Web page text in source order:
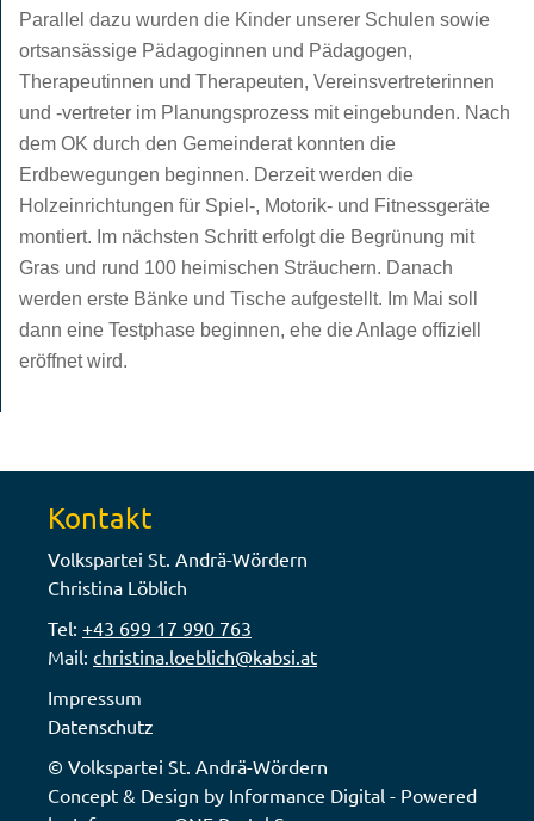
Parallel dazu wurden die Kinder unserer Schulen sowie
ortsansässige Pädagoginnen und Pädagogen,
Therapeutinnen und Therapeuten, Vereinsvertreterinnen
und -vertreter im Planungsprozess mit eingebunden. Nach
dem OK durch den Gemeinderat konnten die
Erdbewegungen beginnen. Derzeit werden die
Holzeinrichtungen für Spiel-, Motorik- und Fitnessgeräte
montiert. Im nächsten Schritt erfolgt die Begrünung mit
Gras und rund 100 heimischen Sträuchern. Danach
werden erste Bänke und Tische aufgestellt. Im Mai soll
dann eine Testphase beginnen, ehe die Anlage offiziell
eröffnet wird.
Kontakt
Volkspartei St. Andrä-Wördern
Christina Löblich
Tel: +43 699 17 990 763
Mail: christina.loeblich@kabsi.at
Impressum
Datenschutz
© Volkspartei St. Andrä-Wördern
Concept & Design by Informance Digital - Powered